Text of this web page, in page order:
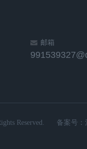
邮箱
Reserved. 备案号：